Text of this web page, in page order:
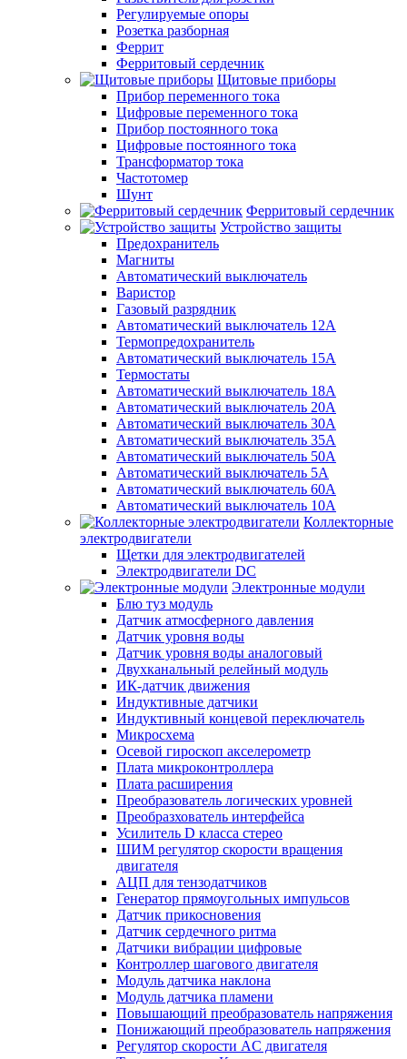
Регулируемые опоры
Розетка разборная
Феррит
Ферритовый сердечник
Щитовые приборы
Прибор переменного тока
Цифровые переменного тока
Прибор постоянного тока
Цифровые постоянного тока
Трансформатор тока
Частотомер
Шунт
Ферритовый сердечник
Устройство защиты
Предохранитель
Магниты
Автоматический выключатель
Варистор
Газовый разрядник
Автоматический выключатель 12А
Термопредохранитель
Автоматический выключатель 15А
Термостаты
Автоматический выключатель 18А
Автоматический выключатель 20А
Автоматический выключатель 30А
Автоматический выключатель 35А
Автоматический выключатель 50А
Автоматический выключатель 5А
Автоматический выключатель 60А
Автоматический выключатель 10А
Коллекторные
электродвигатели
Щетки для электродвигателей
Электродвигатели DC
Электронные модули
Блю туз модуль
Датчик атмосферного давления
Датчик уровня воды
Датчик уровня воды аналоговый
Двухканальный релейный модуль
ИК-датчик движения
Индуктивные датчики
Индуктивный концевой переключатель
Микросхема
Осевой гироскоп акселерометр
Плата микроконтроллера
Плата расширения
Преобразователь логических уровней
Преобразхователь интерфейса
Усилитель D класса стерео
ШИМ регулятор скорости вращения
двигателя
АЦП для тензодатчиков
Генератор прямоугольных импульсов
Датчик прикосновения
Датчик сердечного ритма
Датчики вибрации цифровые
Контроллер шагового двигателя
Модуль датчика наклона
Модуль датчика пламени
Повышающий преобразователь напряжения
Понижающий преобразователь напряжения
Регулятор скорости AC двигателя